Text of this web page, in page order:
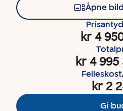
Åpne
kr 4
kr 4 995
kr 2
Gi